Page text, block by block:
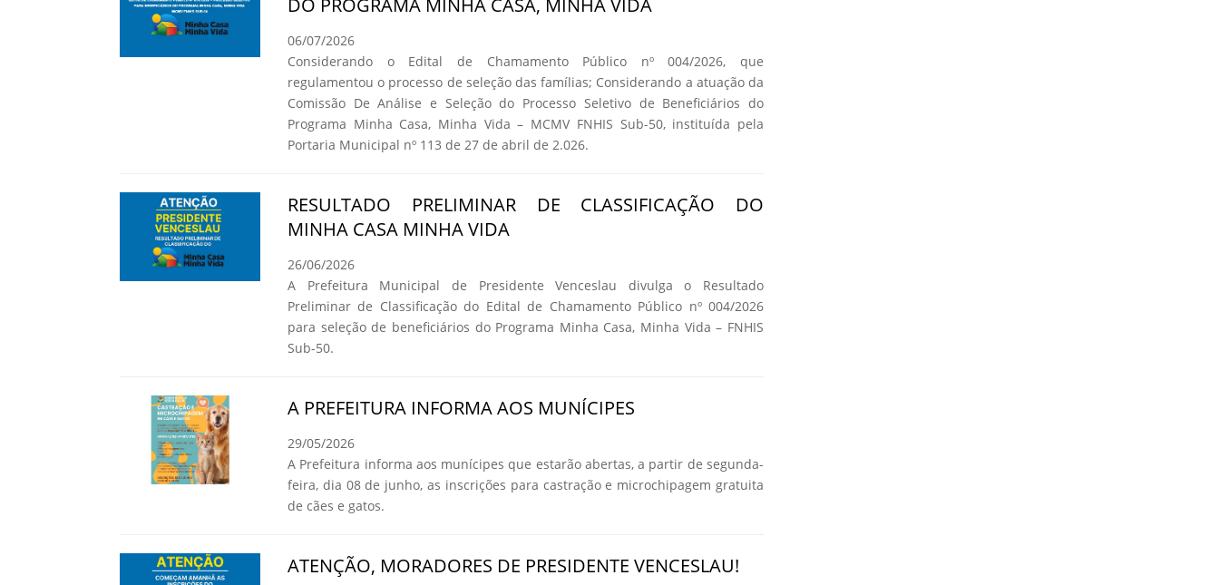
06/07/2026
Considerando o Edital de Chamamento Público nº 004/2026, que
regulamentou o processo de seleção das famílias; Considerando a atuação da
Comissão De Análise e Seleção do Processo Seletivo de Beneficiários do
Programa Minha Casa, Minha Vida – MCMV FNHIS Sub-50, instituída pela
Portaria Municipal nº 113 de 27 de abril de 2.026.
RESULTADO PRELIMINAR DE CLASSIFICAÇÃO DO
MINHA CASA MINHA VIDA
26/06/2026
A Prefeitura Municipal de Presidente Venceslau divulga o Resultado
Preliminar de Classificação do Edital de Chamamento Público nº 004/2026
para seleção de beneficiários do Programa Minha Casa, Minha Vida – FNHIS
Sub-50.
A PREFEITURA INFORMA AOS MUNÍCIPES
29/05/2026
A Prefeitura informa aos munícipes que estarão abertas, a partir de segunda-
feira, dia 08 de junho, as inscrições para castração e microchipagem gratuita
de cães e gatos.
ATENÇÃO, MORADORES DE PRESIDENTE VENCESLAU!